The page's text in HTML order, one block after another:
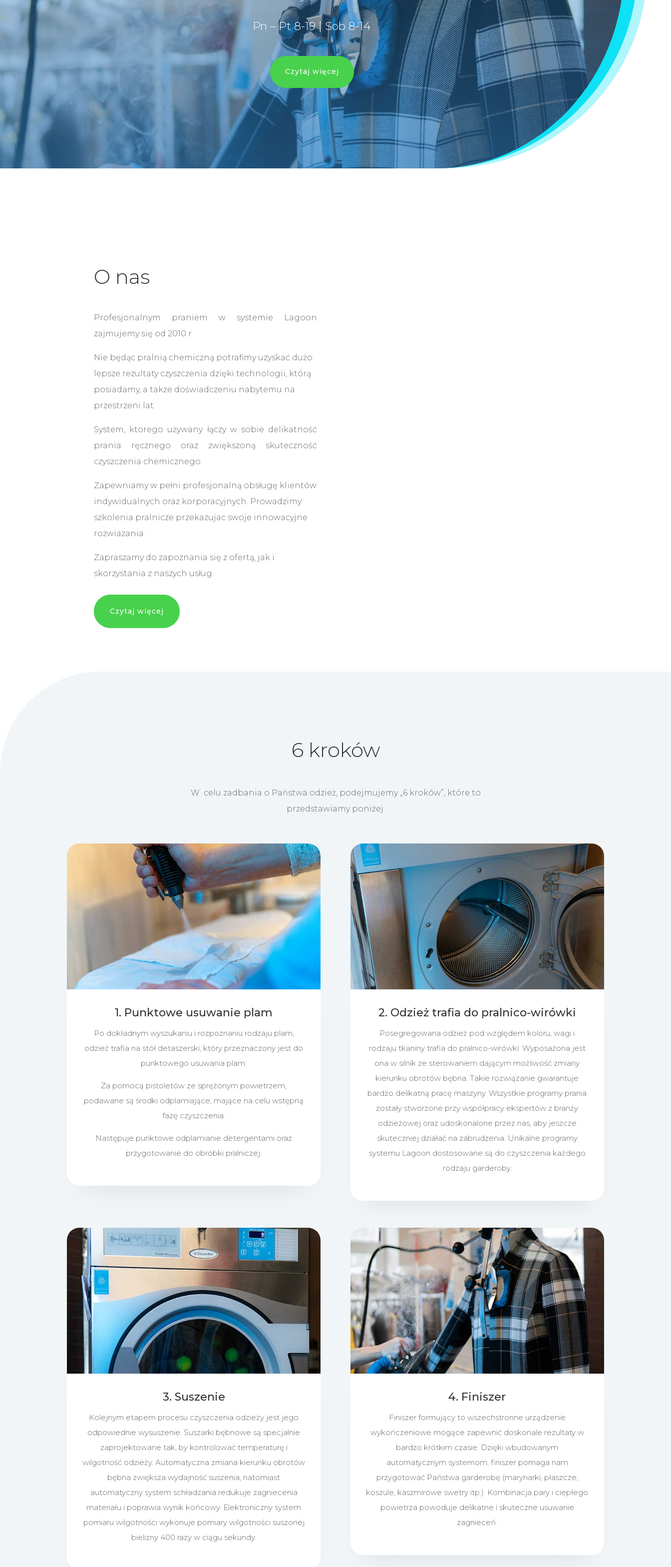
Pn – Pt 8-19 | Sob 8-14
Czytaj więcej
O nas
Profesjonalnym praniem w systemie Lagoon
zajmujemy się od 2010 r.
Nie będąc pralnią chemiczną potrafimy uzyskać dużo
lepsze rezultaty czyszczenia dzięki technologii, którą
posiadamy, a także doświadczeniu nabytemu na
przestrzeni lat.
System, ktorego używany łączy w sobie delikatność
prania ręcznego oraz zwiększoną skuteczność
czyszczenia chemicznego.
Zapewniamy w pełni profesjonalną obsługę klientów
indywidualnych oraz korporacyjnych. Prowadzimy
szkolenia pralnicze przekazujac swoje innowacyjne
rozwiazania.
Zapraszamy do zapoznania się z ofertą, jak i
skorzystania z naszych usług.
Czytaj więcej
6 kroków
W celu zadbania o Państwa odzież, podejmujemy „6 kroków”, które to
przedstawiamy poniżej.
1. Punktowe usuwanie plam
Po dokładnym wyszukaniu i rozpoznaniu rodzaju plam,
odzież trafia na stół detaszerski, który przeznaczony jest do
punktowego usuwania plam.
Za pomocą pistoletów ze sprężonym powietrzem,
podawane są środki odplamiające, mające na celu wstępną
fazę czyszczenia.
Następuje punktowe odplamianie detergentami oraz
przygotowanie do obróbki pralniczej.
2. Odzież trafia do pralnico-wirówki
Posegregowana odzież pod względem koloru, wagi i
rodzaju tkaniny trafia do pralnico-wirówki. Wyposażona jest
ona w silnik ze sterowaniem dającym możliwość zmiany
kierunku obrotów bębna. Takie rozwiązanie gwarantuje
bardzo delikatną pracę maszyny. Wszystkie programy prania
zostały stworzone przy współpracy ekspertów z branży
odzieżowej oraz udoskonalone przez nas, aby jeszcze
skuteczniej działać na zabrudzenia. Unikalne programy
systemu Lagoon dostosowane są do czyszczenia każdego
rodzaju garderoby.
3. Suszenie
Kolejnym etapem procesu czyszczenia odzieży jest jego
odpowiednie wysuszenie. Suszarki bębnowe są specjalnie
zaprojektowane tak, by kontrolować temperaturę i
wilgotność odzieży. Automatyczna zmiana kierunku obrotów
bębna zwiększa wydajność suszenia, natomiast
automatyczny system schładzania redukuje zagniecenia
materiału i poprawia wynik końcowy. Elektroniczny system
pomiaru wilgotności wykonuje pomiary wilgotności suszonej
bielizny 400 razy w ciągu sekundy.
4. Finiszer
Finiszer formujący to wszechstronne urządzenie
wykończeniowe mogące zapewnić doskonale rezultaty w
bardzo krótkim czasie. Dzięki wbudowanym
automatycznym systemom, finiszer pomaga nam
przygotować Państwa garderobę (marynarki, płaszcze,
koszule, kaszmirowe swetry itp.). Kombinacja pary i ciepłego
powietrza powoduje delikatne i skuteczne usuwanie
zagnieceń.